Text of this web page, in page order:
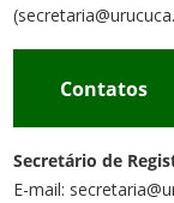
Contatos
Secretário de
E-mail: